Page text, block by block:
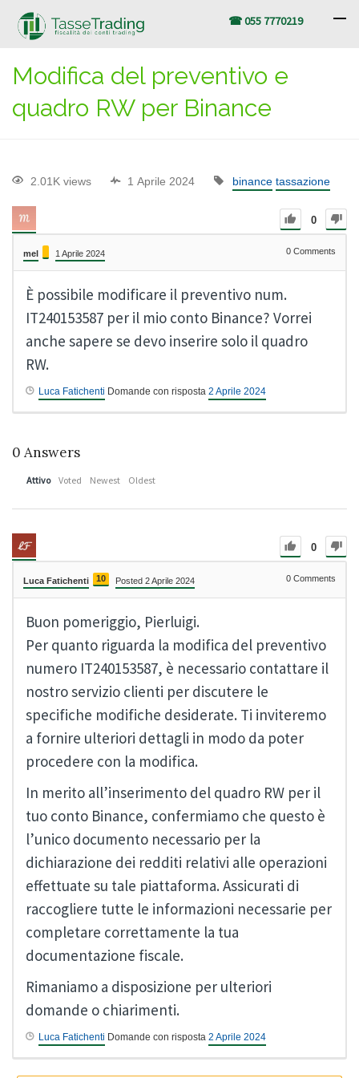
☎ 055 7770219
Modifica del preventivo e
quadro RW per Binance
2.01K views 1 Aprile 2024 binance tassazione
0
mel 1 Aprile 2024 0 Comments
È possibile modificare il preventivo num.
IT240153587 per il mio conto Binance? Vorrei
anche sapere se devo inserire solo il quadro
RW.
Luca Fatichenti Domande con risposta 2 Aprile 2024
0 Answers
Attivo Voted Newest Oldest
0
Luca Fatichenti 10 Posted 2 Aprile 2024 0 Comments
Buon pomeriggio, Pierluigi.
Per quanto riguarda la modifica del preventivo
numero IT240153587, è necessario contattare il
nostro servizio clienti per discutere le
specifiche modifiche desiderate. Ti inviteremo
a fornire ulteriori dettagli in modo da poter
procedere con la modifica.
In merito all’inserimento del quadro RW per il
tuo conto Binance, confermiamo che questo è
l’unico documento necessario per la
dichiarazione dei redditi relativi alle operazioni
effettuate su tale piattaforma. Assicurati di
raccogliere tutte le informazioni necessarie per
completare correttamente la tua
documentazione fiscale.
Rimaniamo a disposizione per ulteriori
domande o chiarimenti.
Luca Fatichenti Domande con risposta 2 Aprile 2024